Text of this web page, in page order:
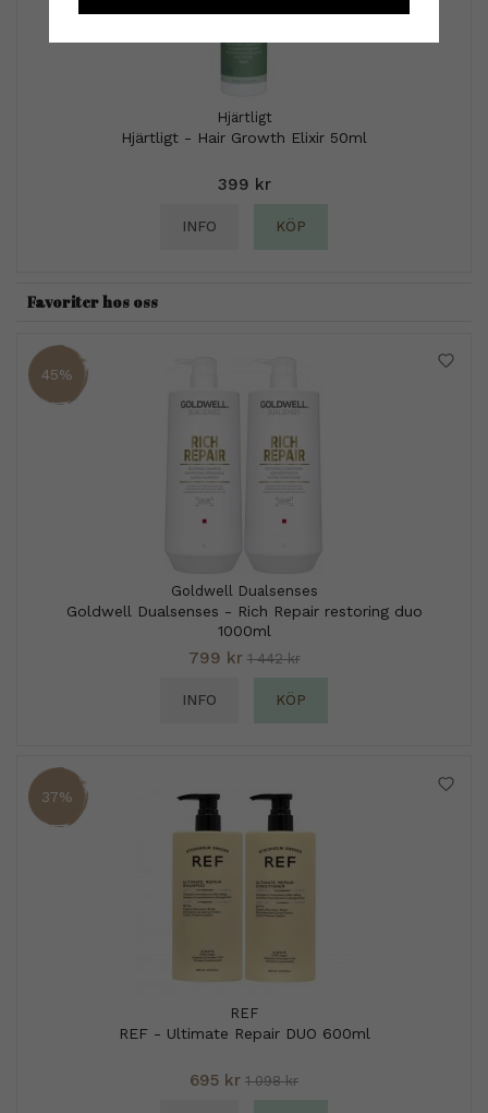
Hjärtligt
Hjärtligt - Hair Growth Elixir 50ml
399 kr
INFO KÖP
Favoriter hos oss
45%
Goldwell Dualsenses
Goldwell Dualsenses - Rich Repair restoring duo
1000ml
799 kr 1 442 kr
INFO KÖP
37%
REF
REF - Ultimate Repair DUO 600ml
695 kr 1 098 kr